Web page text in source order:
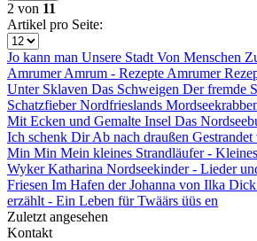
2 von 11
Artikel pro Seite:
Jo kann man Unsere Stadt Von Menschen
AmrumerAmrum - Rezepte Amrumer
Unter Sklaven Das Schweigen Der fremde
SchatzfieberNordfrieslands
Mit Ecken und Gemalte Insel Das
Ich schenk DirAb nach draußen
Min Min Mein kleines Strandläufer - Kleines
WykerKatharina Nordseekinder - Lieder
Friesen Im Hafen derJohanna von Ilka
erzählt - Ein Leben fürTwäärs üüs en
Zuletzt angesehen
Kontakt